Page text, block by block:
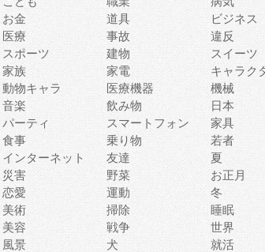
お金 道具 ビジネス
医療 事故 違反
スポーツ 建物 スイーツ
家族 家電 キャラク
動物キャラ 医療機器 機械
音楽 飲み物 日本
パーティ スマートフォン 家具
食事 乗り物 若者
インターネット 友達 夏
災害 野菜 お正月
恋愛 運動 冬
美術 掃除 睡眠
美容 戦争 世界
風景 犬 就活